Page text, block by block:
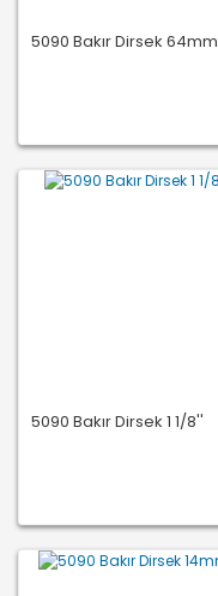
5090 Bakır Dirsek 64mm
5090 Bakır Dirsek 1 1/8''